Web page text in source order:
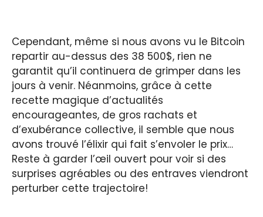
Cependant, même si nous avons vu le Bitcoin
repartir au-dessus des 38 500$, rien ne
garantit qu’il continuera de grimper dans les
jours à venir. Néanmoins, grâce à cette
recette magique d’actualités
encourageantes, de gros rachats et
d’exubérance collective, il semble que nous
avons trouvé l’élixir qui fait s’envoler le prix…
Reste à garder l’œil ouvert pour voir si des
surprises agréables ou des entraves viendront
perturber cette trajectoire!